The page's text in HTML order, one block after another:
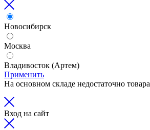
Новосибирск
Москва
Владивосток (Артем)
Применить
На основном складе недостаточно товара
Вход на сайт